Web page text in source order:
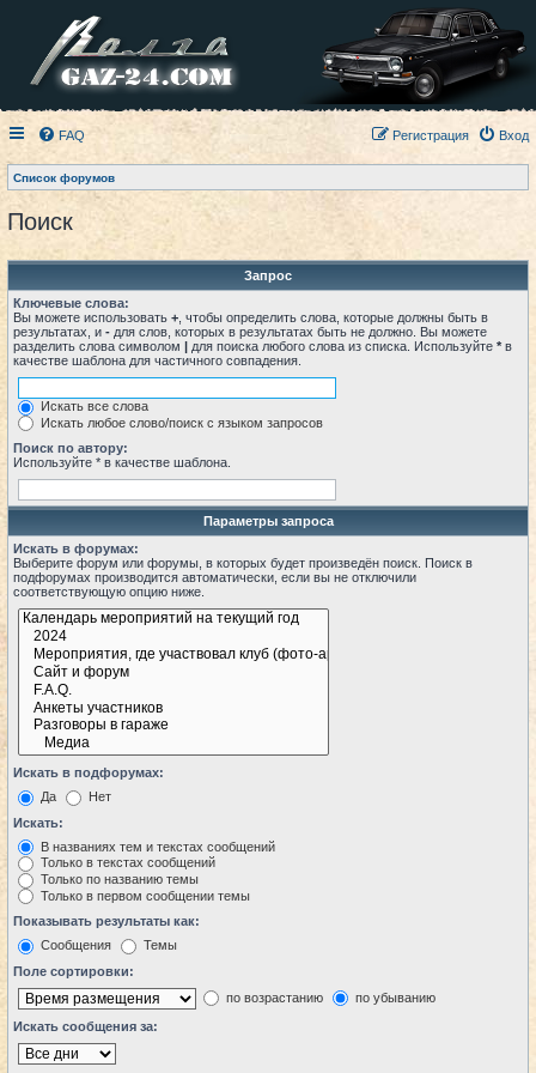
FAQ Вход
Регистрация
Список форумов
Поиск
Запрос
Ключевые слова:
Вы можете использовать + , чтобы определить слова, которые должны быть в
результатах, и - для слов, которых в результатах быть не должно. Вы можете
разделить слова символом | для поиска любого слова из списка. Используйте * в
качестве шаблона для частичного совпадения.
Искать все слова
Искать любое слово/поиск с языком запросов
Поиск по автору:
Используйте * в качестве шаблона.
Параметры запроса
Искать в форумах:
Выберите форум или форумы, в которых будет произведён поиск. Поиск в
подфорумах производится автоматически, если вы не отключили
соответствующую опцию ниже.
Искать в подфорумах:
Да
Нет
Искать:
В названиях тем и текстах сообщений
Только в текстах сообщений
Только по названию темы
Только в первом сообщении темы
Показывать результаты как:
Сообщения
Темы
Поле сортировки:
по возрастанию
по убыванию
Искать сообщения за: